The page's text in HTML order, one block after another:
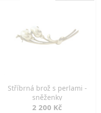
Stříbrná brož s perlami -
sněženky
2 200 Kč